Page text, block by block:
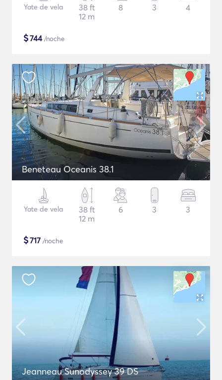
Yate de vela
38 ft
12 m
8 3 4
$744/noche
Beneteau Oceanis 38.1
Yate de vela
38 ft
12 m
6 3 3
$717 /noche
Jeanneau Sunodyssey 39 DS